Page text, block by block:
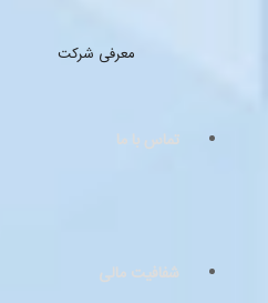
معرفی شرکت
تماس با ما
شفافیت مالی